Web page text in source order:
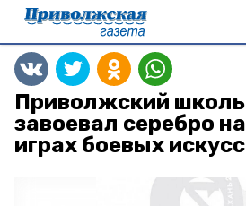
Приволжский
завоевал серебро
играх боевых